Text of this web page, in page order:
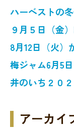
ハーベストの
９月５日（金
8月12日（火）
梅ジャム6月5
井のいち２０２
アーカイ